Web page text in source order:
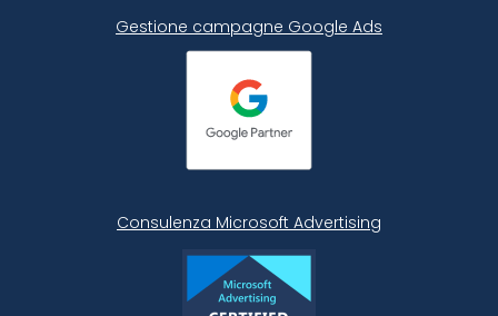
Gestione campagne Google Ads
Consulenza Microsoft Advertising